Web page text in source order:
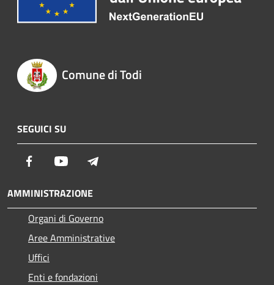
Comune di Todi
SEGUICI SU
Facebook Youtube
AMMINISTRAZIONE
Organi di Governo
Aree Amministrative
Uffici
Enti e fondazioni